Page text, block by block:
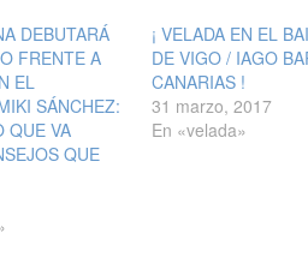
DEBUTARÁ
FRENTE A
EL
SÁNCHEZ:
QUE VA
QUE
¡ VELADA EN EL
DE VIGO / IAGO
CANARIAS !
31 marzo, 2017
En «velada»